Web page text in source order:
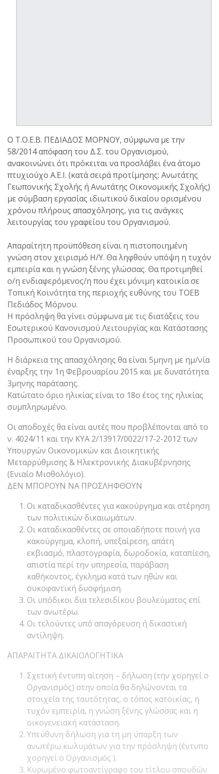
Ο Τ.Ο.Ε.Β. ΠΕΔΙΑΔΟΣ ΜΟΡΝΟΥ, σύμφωνα με την
58/2014 απόφαση του Δ.Σ. του Οργανισμού,
ανακοινώνει ότι πρόκειται να προσλάβει ένα άτομο
πτυχιούχο Α.Ε.Ι. (κατά σειρά προτίμησης: Ανωτάτης
Γεωπονικής Σχολής ή Ανωτάτης Οικονομικής Σχολής)
με σύμβαση εργασίας ιδιωτικού δικαίου ορισμένου
χρόνου πλήρους απασχόλησης, για τις ανάγκες
λειτουργίας του γραφείου του Οργανισμού.
Απαραίτητη προϋπόθεση είναι η πιστοποιημένη
γνώση στον χειρισμό Η/Υ. Θα ληφθούν υπόψη η τυχόν
εμπειρία και η γνώση ξένης γλώσσας. Θα προτιμηθεί
ο/η ενδιαφερόμενος/η που έχει μόνιμη κατοικία σε
Τοπική Κοινότητα της περιοχής ευθύνης του ΤΟΕΒ
Πεδιάδος Μόρνου.
Η πρόσληψη θα γίνει σύμφωνα με τις διατάξεις του
Εσωτερικού Κανονισμού Λειτουργίας και Κατάστασης
Προσωπικού του Οργανισμού.
Η διάρκεια της απασχόλησης θα είναι 5μηνη με ημ/νία
έναρξης την 1η Φεβρουαρίου 2015 και με δυνατότητα
3μηνης παράτασης.
Κατώτατο όριο ηλικίας είναι το 18ο έτος της ηλικίας
συμπληρωμένο.
Οι αποδοχές θα είναι αυτές που προβλέπονται από το
ν. 4024/11 και την ΚΥΑ 2/13917/0022/17-2-2012 των
Υπουργών Οικονομικών και Διοικητικής
Μεταρρύθμισης & Ηλεκτρονικής Διακυβέρνησης
(Ενιαίο Μισθολόγιο).
ΔΕΝ ΜΠΟΡΟΥΝ ΝΑ ΠΡΟΣΛΗΦΘΟΥΝ
Οι καταδικασθέντες για κακούργημα και στέρηση
των πολιτικών δικαιωμάτων.
Οι καταδικασθέντες σε οποιαδήποτε ποινή για
κακούργημα, κλοπή, υπεξαίρεση, απάτη
εκβιασμό, πλαστογραφία, δωροδοκία, καταπίεση,
απιστία περί την υπηρεσία, παράβαση
καθήκοντος, έγκλημα κατά των ηθών και
συκοφαντική δυσφήμιση.
Οι υπόδικοι δια τελεσιδίκου βουλεύματος επί
των ανωτέρω.
Οι τελούντες υπό απαγόρευση ή δικαστική
αντίληψη.
ΑΠΑΡΑΙΤΗΤΑ ΔΙΚΑΙΟΛΟΓΗΤΙΚΑ
Σχετική έντυπη αίτηση – δήλωση (την χορηγεί ο
Οργανισμός) στην οποία θα δηλώνονται τα
στοιχεία της ταυτότητας, ο τόπος κατοικίας, η
τυχόν εμπειρία, η γνώση ξένης γλώσσας και η
οικογενειακή κατάσταση.
Υπεύθυνη δήλωση για τη μη ύπαρξη των
ανωτέρω κωλυμάτων για την πρόσληψη (έντυπο
χορηγεί ο Οργανισμός ).
Κυρωμένο φωτοαντίγραφο του τίτλου σπουδών